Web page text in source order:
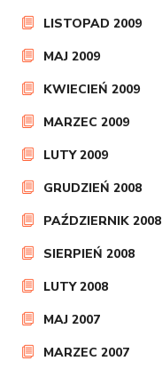
LISTOPAD 2009
MAJ 2009
KWIECIEŃ 2009
MARZEC 2009
LUTY 2009
GRUDZIEŃ 2008
PAŹDZIERNIK 2008
SIERPIEŃ 2008
LUTY 2008
MAJ 2007
MARZEC 2007